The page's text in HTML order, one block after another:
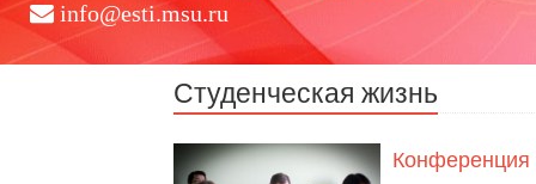
info@esti.msu.ru
Студенческая жизнь
Конференция